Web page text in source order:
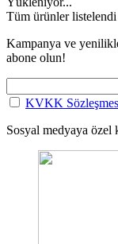
Tüm ürünler listelendi
Kampanya ve
abone olun!
KVKK
Sosyal medyaya özel